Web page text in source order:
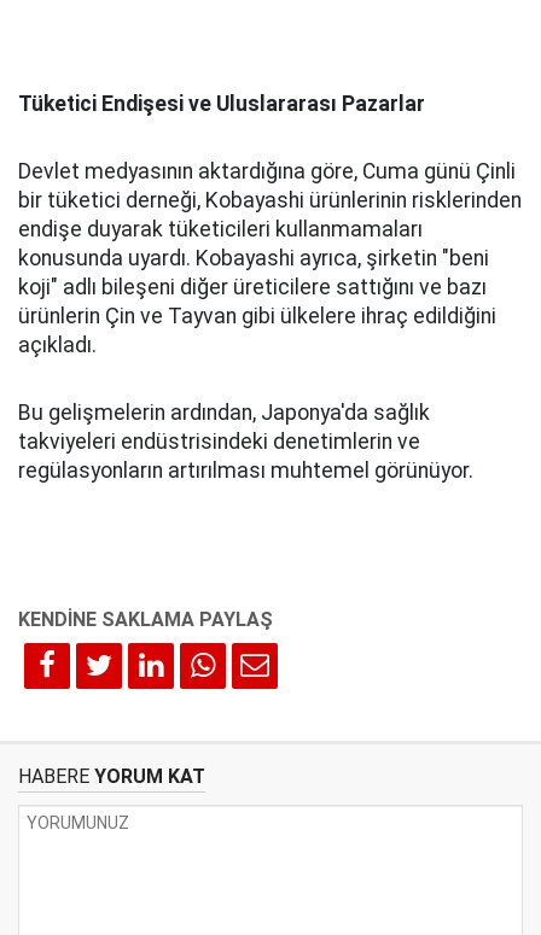
Tüketici Endişesi ve Uluslararası Pazarlar
Devlet medyasının aktardığına göre, Cuma günü Çinli
bir tüketici derneği, Kobayashi ürünlerinin risklerinden
endişe duyarak tüketicileri kullanmamaları
konusunda uyardı. Kobayashi ayrıca, şirketin "beni
koji" adlı bileşeni diğer üreticilere sattığını ve bazı
ürünlerin Çin ve Tayvan gibi ülkelere ihraç edildiğini
açıkladı.
Bu gelişmelerin ardından, Japonya'da sağlık
takviyeleri endüstrisindeki denetimlerin ve
regülasyonların artırılması muhtemel görünüyor.
HABERE YORUM KAT